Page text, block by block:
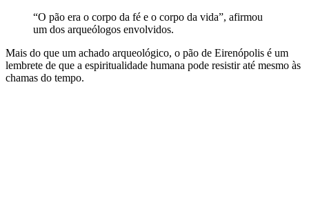
“O pão era o corpo da fé e o corpo da vida”, afirmou
um dos arqueólogos envolvidos.
Mais do que um achado arqueológico, o pão de Eirenópolis é um
lembrete de que a espiritualidade humana pode resistir até mesmo às
chamas do tempo.